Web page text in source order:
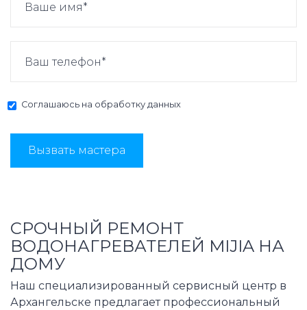
Соглашаюсь на обработку данных
Вызвать мастера
СРОЧНЫЙ РЕМОНТ
ВОДОНАГРЕВАТЕЛЕЙ MIJIA НА
ДОМУ
Наш специализированный сервисный центр в
Архангельске предлагает профессиональный